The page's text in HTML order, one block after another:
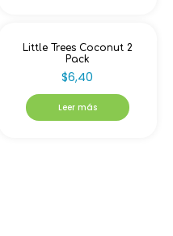
Little Trees Coconut 2
Pack
$6,40
Leer más